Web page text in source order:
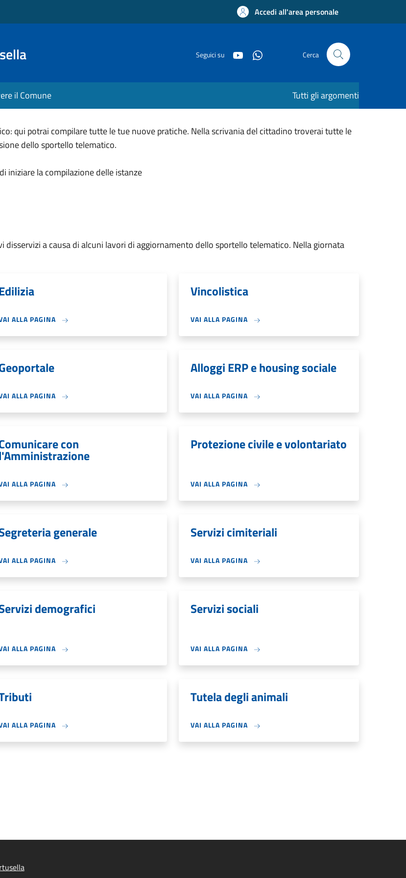
Accedi all'area personale
Seguici su Cerca
il Comune Tutti gli argomenti
qui potrai compilare tutte le tue nuove pratiche. Nella scrivania del cittadino troverai tutte le
dello sportello telematico.
iniziare la compilazione delle istanze
a causa di alcuni lavori di aggiornamento dello sportello telematico. Nella giornata
ALLA PAGINA
Vincolistica
VAI ALLA PAGINA
ALLA PAGINA
Alloggi ERP e housing sociale
VAI ALLA PAGINA
con
ALLA PAGINA
Protezione civile e volontariato
VAI ALLA PAGINA
generale
ALLA PAGINA
Servizi cimiteriali
VAI ALLA PAGINA
demografici
ALLA PAGINA
Servizi sociali
VAI ALLA PAGINA
ALLA PAGINA
Tutela degli animali
VAI ALLA PAGINA